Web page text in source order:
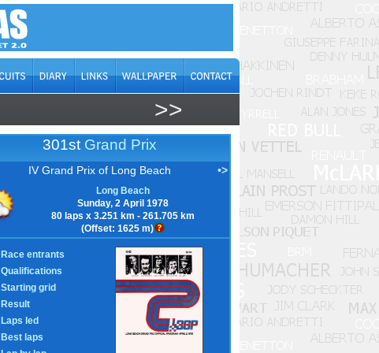
>>
301st Grand Prix
IV Grand Prix of Long Beach •>
Long Beach
Sunday, 2 April 1978
80 laps x 3.251 km - 261.705 km
(Offset: 1625 m)
Race entrants
Qualifications
Starting grid
Result
Laps led
Best laps